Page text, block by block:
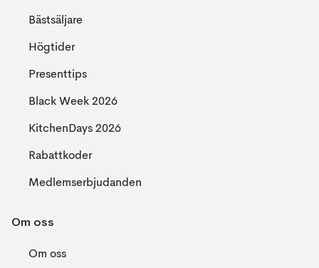
Bästsäljare
Högtider
Presenttips
Black Week 2026
KitchenDays 2026
Rabattkoder
Medlemserbjudanden
Om oss
Om oss